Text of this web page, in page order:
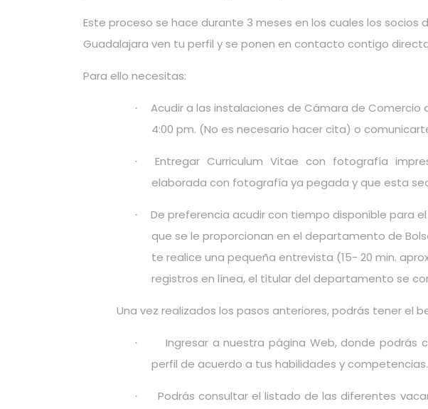
Este proceso se hace durante 3 meses en los cuales los socios
Guadalajara ven tu perfil y se ponen en contacto contigo
Para ello necesitas:
·
Acudir a las instalaciones de Cámara de Comercio
4:00 pm. (No es necesario hacer cita) o
· Entregar Curriculum Vitae con fotografía
elaborada con fotografía ya pegada y que esta
· De preferencia acudir con tiempo disponible para
que se le proporcionan en el departamento de
te realice una pequeña entrevista (15- 20 min.
registros en línea, el titular del departamento se
Una vez realizados los pasos anteriores, podrás tener el
·
Ingresar a nuestra página Web, donde podrás
perfil de acuerdo a tus habilidades y competencias.
·
Podrás consultar el listado de las diferentes